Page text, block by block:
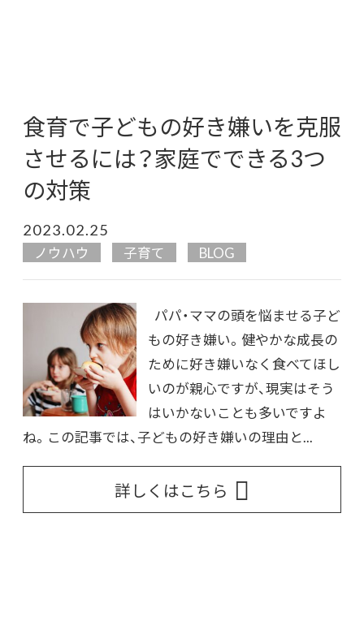
食育で子どもの好き嫌いを克服
させるには？家庭でできる3つ
の対策
2023.02.25
ノウハウ 子育て BLOG
パパ・ママの頭を悩ませる子ど
もの好き嫌い。健やかな成長の
ために好き嫌いなく食べてほし
いのが親心ですが、現実はそう
はいかないことも多いですよ
ね。この記事では、子どもの好き嫌いの理由と...
詳しくはこちら